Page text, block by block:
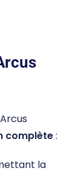
complète:
la